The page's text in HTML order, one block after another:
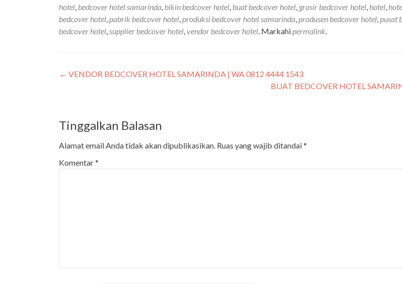
hotel, bedcover hotel samarinda, bikin bedcover hotel, buat bedcover hotel, grosir bedcover hotel, hotel,
bedcover hotel,pabrik bedcover hotel,produksi bedcover hotel samarinda,produsen bedcover hotel,pusat
bedcover hotel,supplier bedcover hotel,vendor bedcover hotel. Markahipermalink.
← VENDOR BEDCOVER HOTEL SAMARINDA | WA 0812 4444 1543
BUAT BEDCOVER HOTEL
Tinggalkan Balasan
Alamat email Anda tidak akan dipublikasikan. Ruas yang wajib ditandai*
Komentar*